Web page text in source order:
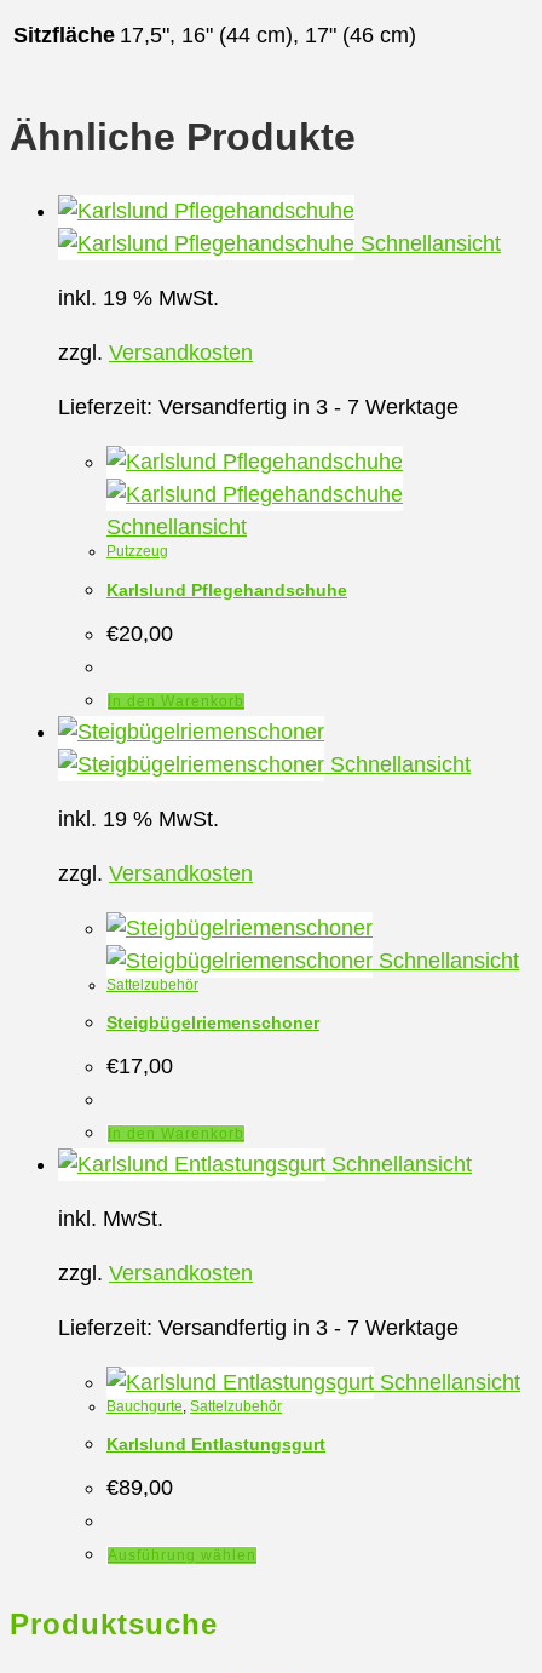
Sitzfläche 17,5", 16" (44 cm), 17" (46 cm)
Ähnliche Produkte
Schnellansicht
inkl. 19 % MwSt.
zzgl. Versandkosten
Lieferzeit: Versandfertig in 3 - 7 Werktage
Schnellansicht
Putzzeug
Karlslund Pflegehandschuhe
€20,00
In den Warenkorb
Schnellansicht
inkl. 19 % MwSt.
zzgl. Versandkosten
Schnellansicht
Sattelzubehör
Steigbügelriemenschoner
€17,00
In den Warenkorb
Schnellansicht
inkl. MwSt.
zzgl. Versandkosten
Lieferzeit: Versandfertig in 3 - 7 Werktage
Schnellansicht
Bauchgurte Sattelzubehör
Karlslund Entlastungsgurt
€89,00
Ausführung wählen
Produktsuche